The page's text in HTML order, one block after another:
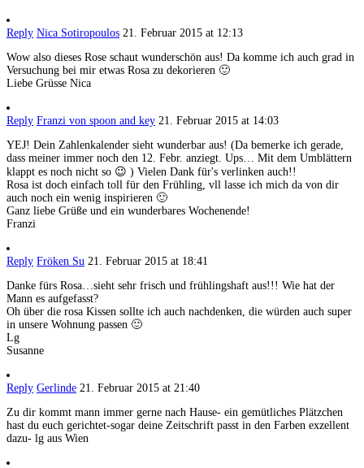
Reply Nica Sotiropoulos 21. Februar 2015 at 12:13
Wow also dieses Rose schaut wunderschön aus! Da komme ich auch grad in
Versuchung bei mir etwas Rosa zu dekorieren 🙂
Liebe Grüsse Nica
Reply Franzi von spoon and key 21. Februar 2015 at 14:03
YEJ! Dein Zahlenkalender sieht wunderbar aus! (Da bemerke ich gerade,
dass meiner immer noch den 12. Febr. anziegt. Ups… Mit dem Umblättern
klappt es noch nicht so 😉 ) Vielen Dank für's verlinken auch!!
Rosa ist doch einfach toll für den Frühling, vll lasse ich mich da von dir
auch noch ein wenig inspirieren 🙂
Ganz liebe Grüße und ein wunderbares Wochenende!
Franzi
Reply Fröken Su 21. Februar 2015 at 18:41
Danke fürs Rosa…sieht sehr frisch und frühlingshaft aus!!! Wie hat der
Mann es aufgefasst?
Oh über die rosa Kissen sollte ich auch nachdenken, die würden auch super
in unsere Wohnung passen 🙂
Lg
Susanne
Reply Gerlinde 21. Februar 2015 at 21:40
Zu dir kommt mann immer gerne nach Hause- ein gemütliches Plätzchen
hast du euch gerichtet-sogar deine Zeitschrift passt in den Farben exzellent
dazu- lg aus Wien